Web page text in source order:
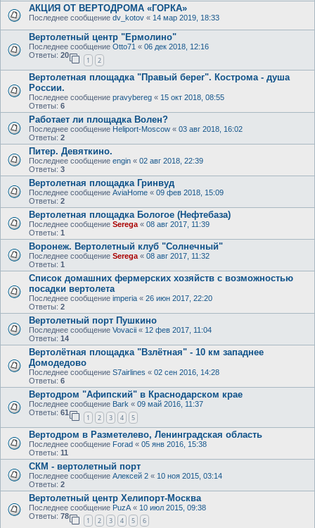
АКЦИЯ ОТ ВЕРТОДРОМА «ГОРКА»
Последнее сообщение dv_kotov « 14 мар 2019, 18:33
Вертолетный центр "Ермолино"
Последнее сообщение Otto71 « 06 дек 2018, 12:16
Ответы: 20
1 2
Вертолетная площадка "Правый берег". Кострома - душа
России.
Последнее сообщение pravybereg « 15 окт 2018, 08:55
Ответы: 6
Работает ли площадка Волен?
Последнее сообщение Heliport-Moscow « 03 авг 2018, 16:02
Ответы: 2
Питер. Девяткино.
Последнее сообщение engin « 02 авг 2018, 22:39
Ответы: 3
Вертолетная площадка Гринвуд
Последнее сообщение AviaHome « 09 фев 2018, 15:09
Ответы: 2
Вертолетная площадка Бологое (Нефтебаза)
Последнее сообщение Serega « 08 авг 2017, 11:39
Ответы: 1
Воронеж. Вертолетный клуб "Солнечный"
Последнее сообщение Serega « 08 авг 2017, 11:32
Ответы: 1
Список домашних фермерских хозяйств с возможностью
посадки вертолета
Последнее сообщение imperia « 26 июн 2017, 22:20
Ответы: 2
Вертолетный порт Пушкино
Последнее сообщение Vovacii « 12 фев 2017, 11:04
Ответы: 14
Вертолётная площадка "Взлётная" - 10 км западнее
Домодедово
Последнее сообщение S7airlines « 02 сен 2016, 14:28
Ответы: 6
Вертодром "Афипский" в Краснодарском крае
Последнее сообщение Bark « 09 май 2016, 11:37
Ответы: 61
1 2 3 4 5
Вертодром в Разметелево, Ленинградская область
Последнее сообщение Forad « 05 янв 2016, 15:38
Ответы: 11
СКМ - вертолетный порт
Последнее сообщение Алексей 2 « 10 ноя 2015, 03:14
Ответы: 2
Вертолетный центр Хелипорт-Москва
Последнее сообщение PuzA « 10 июл 2015, 09:38
Ответы: 78
1 2 3 4 5 6